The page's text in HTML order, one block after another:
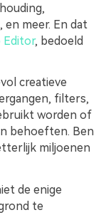
meer. En dat
Editor, bedoeld
creatieve
filters,
worden of
behoeften. Ben
miljoenen
de enige
te